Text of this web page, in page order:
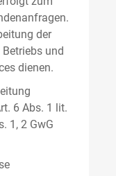
der
und
dienen.
6 Abs. 1 lit.
1, 2 GwG